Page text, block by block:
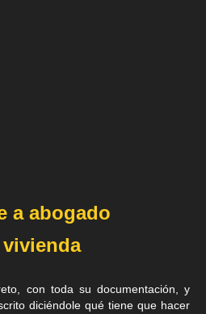
a abogado
con toda su documentación, y
diciéndole qué tiene que hacer